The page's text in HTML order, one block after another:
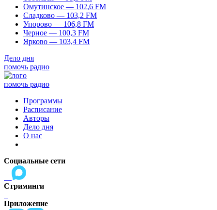
Омутинское — 102,6 FM
Сладково — 103,2 FM
Упорово — 106,8 FM
Черное — 100,3 FM
Ярково — 103,4 FM
Дело дня
помочь радио
помочь радио
Программы
Расписание
Авторы
Дело дня
О нас
Социальные сети
Стриминги
Приложение